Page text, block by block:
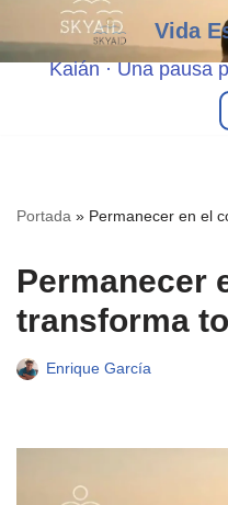
Saltar
Vida
Kaián · Una pausa
Portada » Permanecer en el
Permanecer
transforma
Enrique García